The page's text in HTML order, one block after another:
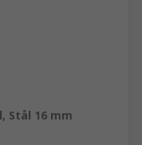
Stål 16 mm